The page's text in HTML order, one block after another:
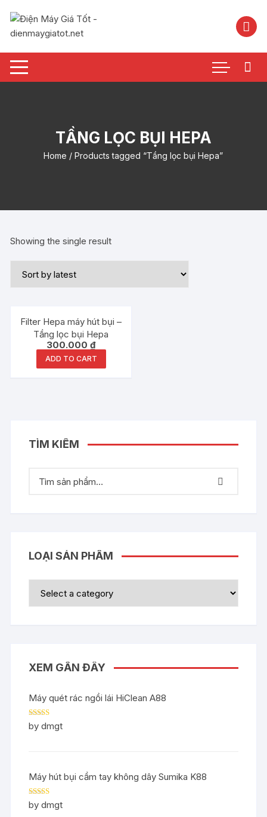
nội
TẦNG LỌC BỤI HEPA
Home / Products tagged “Tầng lọc bụi Hepa”
Showing the single result
Filter Hepa máy hút bụi –
Tầng lọc bụi Hepa
300.000₫
ADD TO CART
TÌM KIẾM
LOẠI SẢN PHẨM
XEM GẦN ĐÂY
Máy quét rác ngồi lái HiClean A88
Rated5out
of 5
by dmgt
Máy hút bụi cầm tay không dây Sumika K88
Rated5out
of 5
by dmgt